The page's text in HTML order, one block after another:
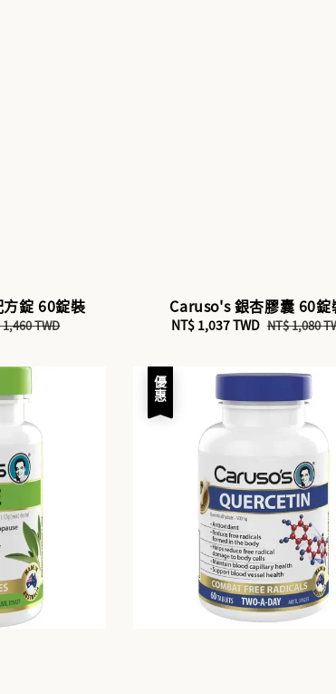
錠 60錠裝
TWD
Caruso's 銀杏膠囊 60錠
Sale
NT$ 1,037 TWD Regular
NT$ 1,080
優惠